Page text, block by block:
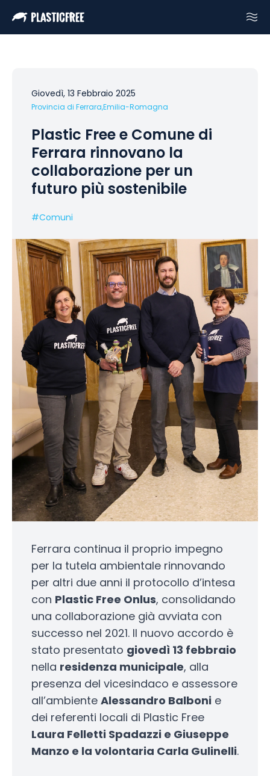
Giovedì, 13 Febbraio 2025
Provincia di Ferrara,Emilia-Romagna
Plastic Free e Comune di
Ferrara rinnovano la
collaborazione per un
futuro più sostenibile
#Comuni
Ferrara continua il proprio impegno
per la tutela ambientale rinnovando
per altri due anni il protocollo d’intesa
con Plastic Free Onlus, consolidando
una collaborazione già avviata con
successo nel 2021. Il nuovo accordo è
stato presentato giovedì 13 febbraio
nella residenza municipale, alla
presenza del vicesindaco e assessore
all’ambiente Alessandro Balboni e
dei referenti locali di Plastic Free
Laura Felletti Spadazzi e Giuseppe
Manzo e la volontaria Carla Gulinelli.